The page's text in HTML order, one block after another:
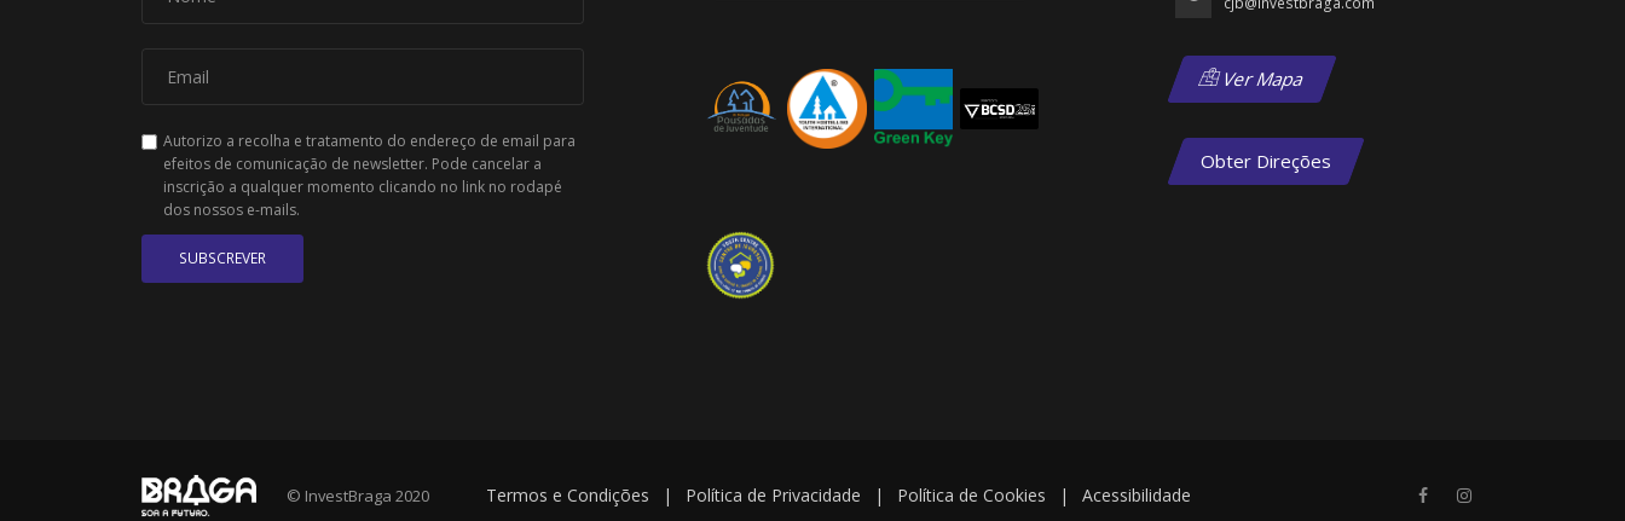
Autorizo a recolha e tratamento do endereço de email para
efeitos de comunicação de newsletter. Pode cancelar a
inscrição a qualquer momento clicando no link no rodapé
dos nossos e-mails.
SUBSCREVER
Ver Mapa
Obter Direções
© InvestBraga 2020 Termos e Condições | Política de Privacidade | Política de Cookies | Acessibilidade